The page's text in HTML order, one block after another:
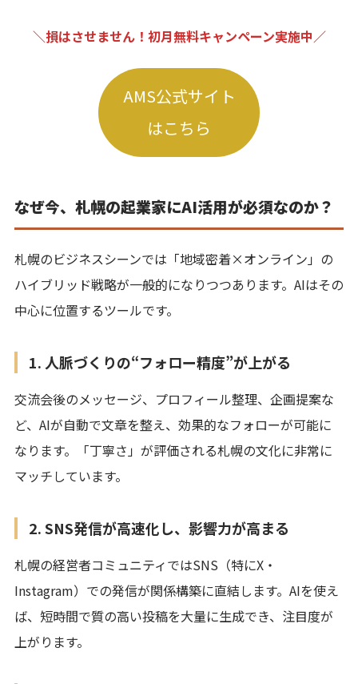
＼損はさせません！初月無料キャンペーン実施中／
AMS公式サイト
はこちら
なぜ今、札幌の起業家にAI活用が必須なのか？
札幌のビジネスシーンでは「地域密着×オンライン」の
ハイブリッド戦略が一般的になりつつあります。AIはその
中心に位置するツールです。
1. 人脈づくりの“フォロー精度”が上がる
交流会後のメッセージ、プロフィール整理、企画提案な
ど、AIが自動で文章を整え、効果的なフォローが可能に
なります。「丁寧さ」が評価される札幌の文化に非常に
マッチしています。
2. SNS発信が高速化し、影響力が高まる
札幌の経営者コミュニティではSNS（特にX・
Instagram）での発信が関係構築に直結します。AIを使え
ば、短時間で質の高い投稿を大量に生成でき、注目度が
上がります。